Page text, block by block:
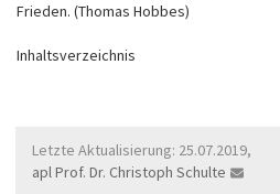
Frieden. (Thomas Hobbes)
Inhaltsverzeichnis
Letzte Aktualisierung: 25.07.2019,
apl Prof. Dr. Christoph Schulte